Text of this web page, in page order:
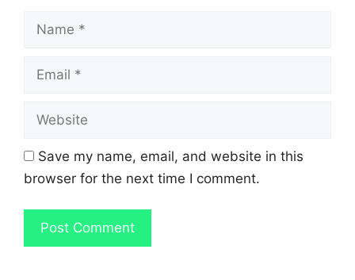
Name
Email
Website
Save my name, email, and website in this
browser for the next time I comment.